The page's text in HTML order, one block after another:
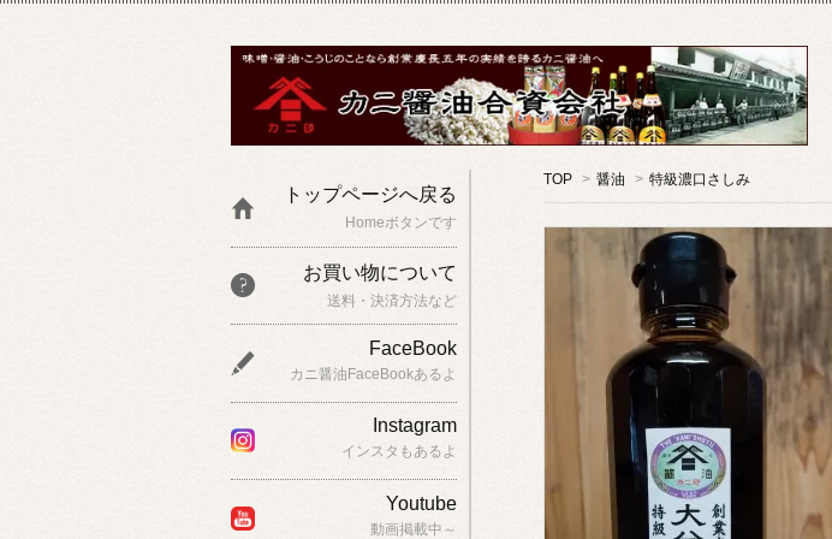
TOP > 醤油 > 特級濃口さしみ
トップページへ戻る
Homeボタンです
お買い物について
送料・決済方法など
FaceBook
カニ醤油FaceBookあるよ
Instagram
インスタもあるよ
Youtube
動画掲載中～